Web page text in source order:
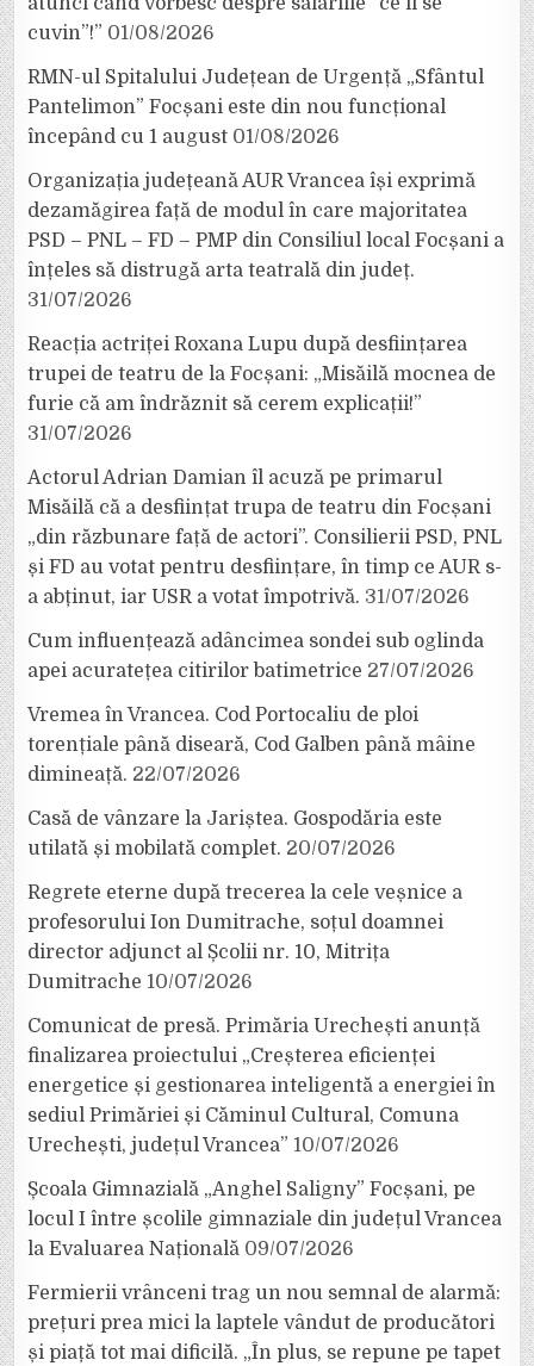
cuvin”!” 01/08/2026
RMN-ul Spitalului Județean de Urgență „Sfântul
Pantelimon” Focșani este din nou funcțional
începând cu 1 august 01/08/2026
Organizația județeană AUR Vrancea își exprimă
dezamăgirea față de modul în care majoritatea
PSD – PNL – FD – PMP din Consiliul local Focșani a
înțeles să distrugă arta teatrală din județ.
31/07/2026
Reacția actriței Roxana Lupu după desființarea
trupei de teatru de la Focșani: „Misăilă mocnea de
furie că am îndrăznit să cerem explicații!”
31/07/2026
Actorul Adrian Damian îl acuză pe primarul
Misăilă că a desființat trupa de teatru din Focșani
„din răzbunare față de actori”. Consilierii PSD, PNL
și FD au votat pentru desființare, în timp ce AUR s-
a abținut, iar USR a votat împotrivă. 31/07/2026
Cum influențează adâncimea sondei sub oglinda
apei acuratețea citirilor batimetrice 27/07/2026
Vremea în Vrancea. Cod Portocaliu de ploi
torențiale până diseară, Cod Galben până mâine
dimineață. 22/07/2026
Casă de vânzare la Jariștea. Gospodăria este
utilată și mobilată complet. 20/07/2026
Regrete eterne după trecerea la cele veșnice a
profesorului Ion Dumitrache, soțul doamnei
director adjunct al Școlii nr. 10, Mitrița
Dumitrache 10/07/2026
Comunicat de presă. Primăria Urechești anunță
finalizarea proiectului „Creșterea eficienței
energetice și gestionarea inteligentă a energiei în
sediul Primăriei și Căminul Cultural, Comuna
Urechești, județul Vrancea” 10/07/2026
Școala Gimnazială „Anghel Saligny” Focșani, pe
locul I între școlile gimnaziale din județul Vrancea
la Evaluarea Națională 09/07/2026
Fermierii vrânceni trag un nou semnal de alarmă:
prețuri prea mici la laptele vândut de producători
și piață tot mai dificilă. „În plus, se repune pe tapet